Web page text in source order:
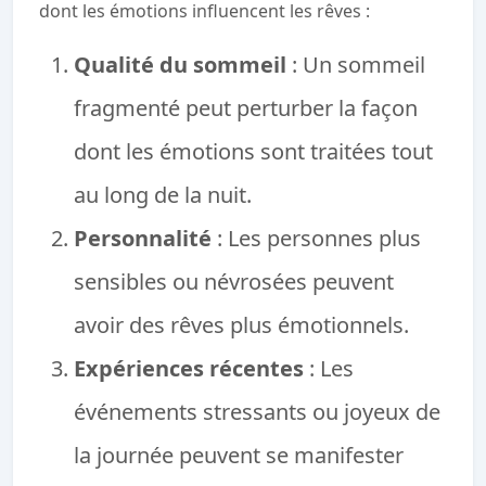
dont les émotions influencent les rêves :
Qualité du sommeil : Un sommeil
fragmenté peut perturber la façon
dont les émotions sont traitées tout
au long de la nuit.
Personnalité : Les personnes plus
sensibles ou névrosées peuvent
avoir des rêves plus émotionnels.
Expériences récentes : Les
événements stressants ou joyeux de
la journée peuvent se manifester